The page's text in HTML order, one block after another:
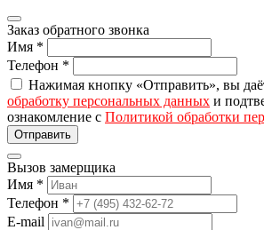
Заказ обратного звонка
Имя *
Телефон *
Нажимая кнопку «Отправить», вы
обработку персональных данных и
ознакомление с Политикой обработки
Вызов замерщика
Имя *
Телефон *
E-mail